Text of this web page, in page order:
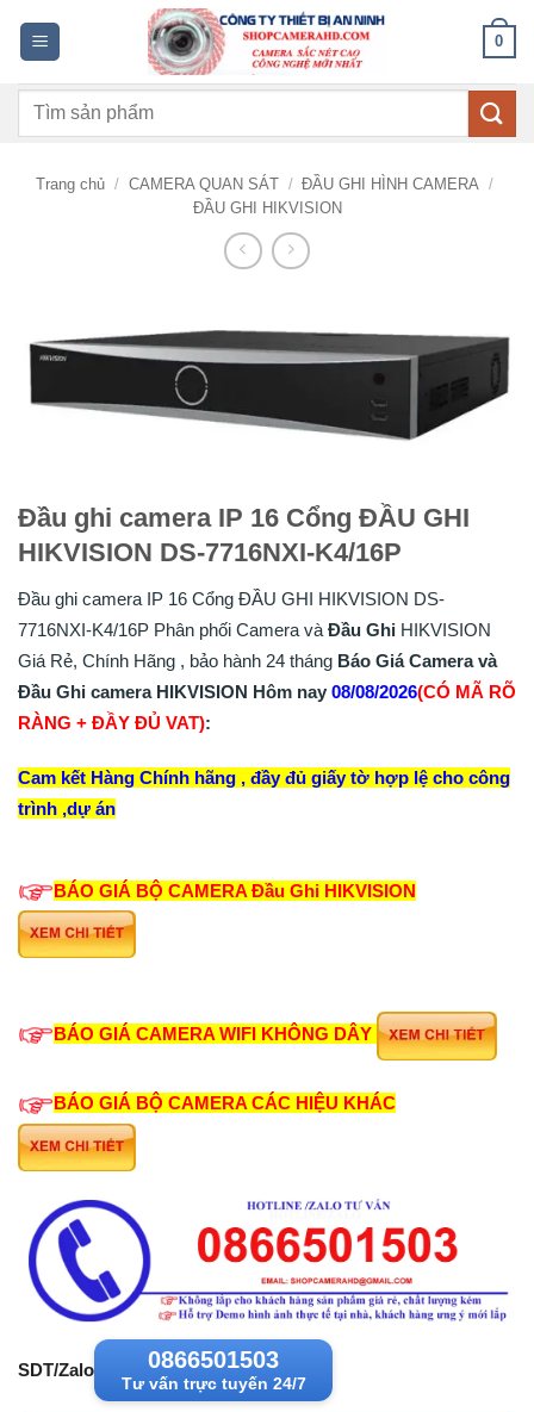
dung
0
Tìm
Trang chủ / CAMERA QUAN SÁT / ĐẦU GHI HÌNH CAMERA /
ĐẦU GHI HIKVISION
Đầu ghi camera IP 16 Cổng ĐẦU GHI
HIKVISION DS-7716NXI-K4/16P
Đầu ghi camera IP 16 Cổng ĐẦU GHI HIKVISION DS-
7716NXI-K4/16P Phân phối Camera và Đầu Ghi HIKVISION
Giá Rẻ, Chính Hãng , bảo hành 24 tháng Báo Giá Camera và
Đầu Ghi camera HIKVISION Hôm nay 08/08/2026(CÓ MÃ RÕ
RÀNG + ĐẦY ĐỦ VAT):
Cam kết Hàng Chính hãng , đầy đủ giấy tờ hợp lệ cho công
trình ,dự án
BÁO GIÁ BỘ CAMERA Đầu Ghi HIKVISION
BÁO GIÁ CAMERA WIFI KHÔNG DÂY
BÁO GIÁ BỘ CAMERA CÁC HIỆU KHÁC
SDT/Zalo 0866501503
Tư vấn trực tuyến 24/7